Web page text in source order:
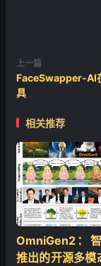
上一篇
FaceSwapper-AI
具
相关推荐
OmniGen2：
推出的开源多模